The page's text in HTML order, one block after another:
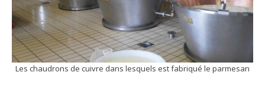
Les chaudrons de cuivre dans lesquels est fabriqué le parmesan